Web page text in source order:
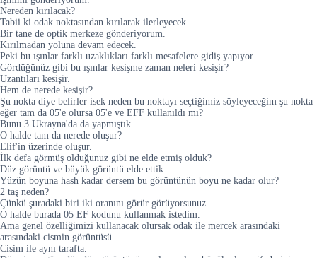
Nereden kırılacak?
Tabii ki odak noktasından kırılarak ilerleyecek.
Bir tane de optik merkeze gönderiyorum.
Kırılmadan yoluna devam edecek.
Peki bu ışınlar farklı uzaklıkları farklı mesafelere gidiş yapıyor.
Gördüğünüz gibi bu ışınlar kesişme zaman neleri kesişir?
Uzantıları kesişir.
Hem de nerede kesişir?
Şu nokta diye belirler isek neden bu noktayı seçtiğimiz söyleyeceğim şu nokta
eğer tam da 05'e olursa 05'e ve EFF kullanıldı mı?
Bunu 3 Ukrayna'da da yapmıştık.
O halde tam da nerede oluşur?
Elif'in üzerinde oluşur.
İlk defa görmüş olduğunuz gibi ne elde etmiş olduk?
Düz görüntü ve büyük görüntü elde ettik.
Yüzün boyuna hash kadar dersem bu görüntünün boyu ne kadar olur?
2 taş neden?
Çünkü şuradaki biri iki oranını görür görüyorsunuz.
O halde burada 05 EF kodunu kullanmak istedim.
Ama genel özelliğimizi kullanacak olursak odak ile mercek arasındaki
arasındaki cismin görüntüsü.
Cisim ile aynı tarafta.